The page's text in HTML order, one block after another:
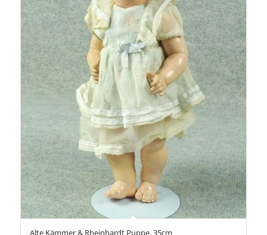
Alte Kämmer & Rheinhardt Puppe, 35cm